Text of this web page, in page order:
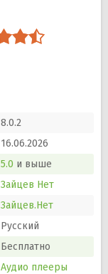
8.0.2
16.06.2026
5.0 и выше
Зайцев Нет
Зайцев.Нет
Русский
Бесплатно
Аудио плееры